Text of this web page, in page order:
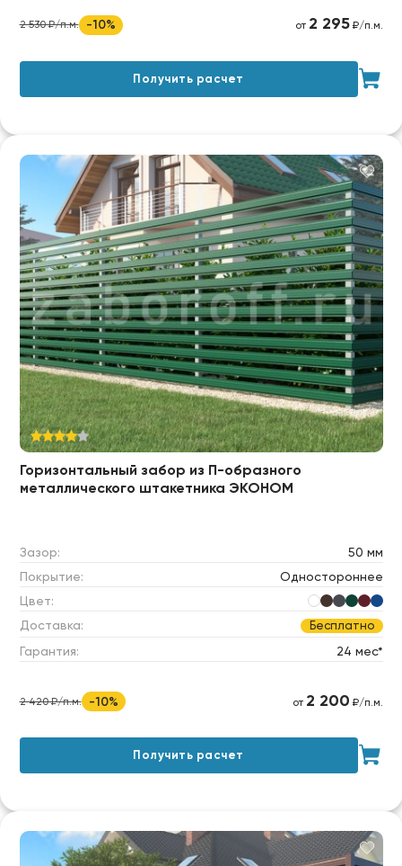
2 530 ₽/п.м. -10% от 2 295₽/п.м.
Получить расчет
Горизонтальный забор из П-образного
металлического штакетника ЭКОНОМ
Зазор:
50 мм
Покрытие:
Одностороннее
Цвет:
Доставка:
Бесплатно
Гарантия: 24 мес*
2 420 ₽/п.м. -10% от 2 200 ₽/п.м.
Получить расчет